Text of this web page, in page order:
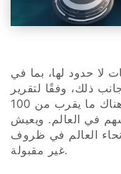
لا حدود لها، بما في
ذلك، وفقًا لتقرير
للأمم المتحدة، في عام 2020 كان هناك ما يقرب من 100
في العالم. ويعيش
العالم في ظروف
غير مقبولة.